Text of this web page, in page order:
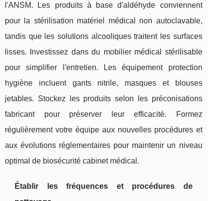
l'ANSM. Les produits à base d'aldéhyde conviennent
pour la stérilisation matériel médical non autoclavable,
tandis que les solutions alcooliques traitent les surfaces
lisses. Investissez dans du mobilier médical stérilisable
pour simplifier l'entretien. Les équipement protection
hygiène incluent gants nitrile, masques et blouses
jetables. Stockez les produits selon les préconisations
fabricant pour préserver leur efficacité. Formez
régulièrement votre équipe aux nouvelles procédures et
aux évolutions réglementaires pour maintenir un niveau
optimal de biosécurité cabinet médical.
Établir les fréquences et procédures de